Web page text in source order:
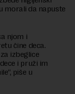
morali da napuste
njom i
čine deca.
izbeglice
i pruži im
piše u